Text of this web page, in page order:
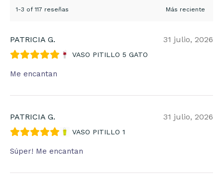
1-3 of 117 reseñas
PATRICIA G. 31 julio, 2026
VASO PITILLO 5 GATO
Me encantan
PATRICIA G. 31 julio, 2026
VASO PITILLO 1
Súper! Me encantan